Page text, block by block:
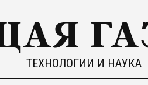
ТЕХНОЛОГИИ И НАУКА